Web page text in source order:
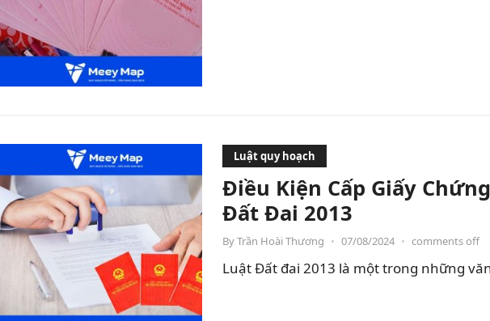
Luật quy hoạch
Điều Kiện Cấp Giấy
Đất Đai 2013
ByTrần Hoài Thương • 07/08/2024 • comments off
Luật Đất đai 2013 là một trong những